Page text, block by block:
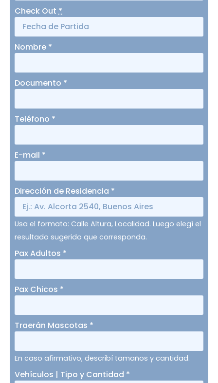
Check Out *
Nombre *
Documento *
Teléfono *
E-mail *
Dirección de Residencia *
Usa el formato: Calle Altura, Localidad. Luego elegí el
resultado sugerido que corresponda.
Pax Adultos *
Pax Chicos *
Traerán Mascotas *
En caso afirmativo, describí tamaños y cantidad.
Vehículos | Tipo y Cantidad *